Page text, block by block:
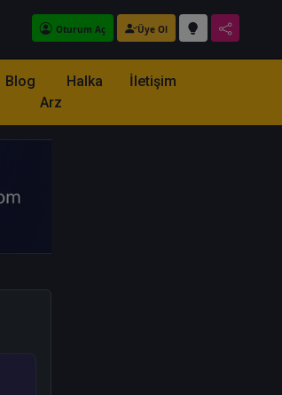
Oturum Aç Üye Ol
Blog
Halka
Arz
İletişim